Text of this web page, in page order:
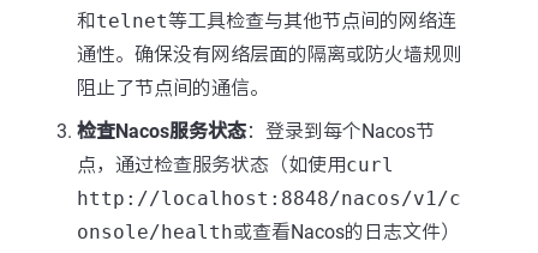
和telnet等工具检查与其他节点间的网络连
通性。确保没有网络层面的隔离或防火墙规则
阻止了节点间的通信。
检查Nacos服务状态：登录到每个Nacos节
点，通过检查服务状态（如使用curl
http://localhost:8848/nacos/v1/c
onsole/health或查看Nacos的日志文件）